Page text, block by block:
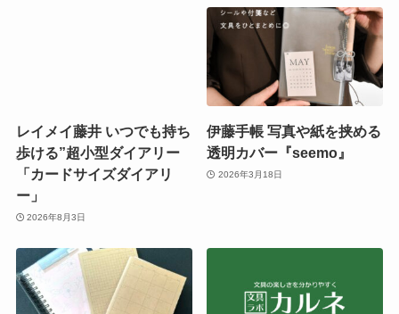
レイメイ藤井 いつでも持ち
歩ける”超小型ダイアリー
「カードサイズダイアリ
ー」
2026年8月3日
伊藤手帳 写真や紙を挟める
透明カバー『seemo』
2026年3月18日